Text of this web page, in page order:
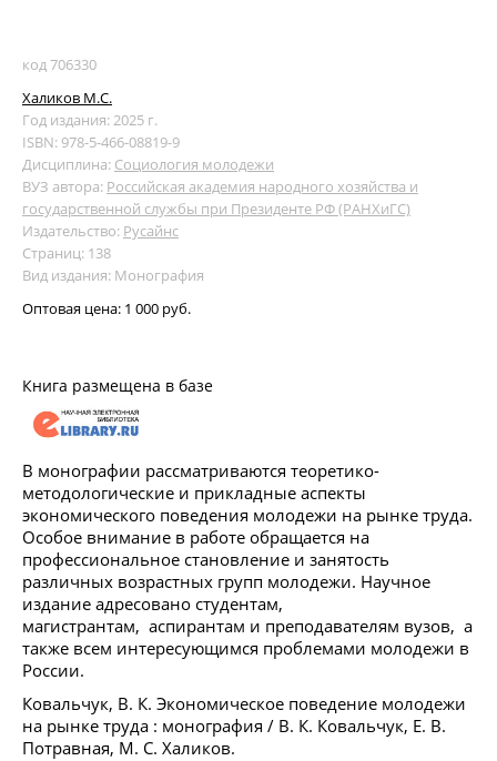
код 706330
Халиков М.С.
Год издания: 2025 г.
ISBN: 978-5-466-08819-9
Дисциплина: Социология молодежи
ВУЗ автора: Российская академия народного хозяйства и
государственной службы при Президенте РФ (РАНХиГС)
Издательство: Русайнс
Страниц: 138
Вид издания: Монография
Оптовая цена: 1 000 руб.
Книга размещена в базе
В монографии рассматриваются теоретико-
методологические и прикладные аспекты
экономического поведения молодежи на рынке труда.
Особое внимание в работе обращается на
профессиональное становление и занятость
различных возрастных групп молодежи. Научное
издание адресовано студентам,
магистрантам, аспирантам и преподавателям вузов, а
также всем интересующимся проблемами молодежи в
России.
Ковальчук, В. К. Экономическое поведение молодежи
на рынке труда : монография / В. К. Ковальчук, Е. В.
Потравная, М. С. Халиков.